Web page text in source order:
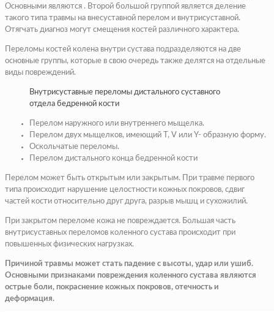
Основными являются . Второй большой группой является деление
такого типа травмы на внесуставной перелом и внутрисуставной.
Отягчать диагноз могут смещения костей различного характера.
Переломы костей колена внутри сустава подразделяются на две
основные группы, которые в свою очередь также делятся на отдельные
виды повреждений.
Внутрисуставные переломы дистального суставного
отдела бедренной кости
Перелом наружного или внутреннего мыщелка.
Перелом двух мыщелков, имеющий T, V или Y- образную форму.
Оскольчатые переломы.
Перелом дистального конца бедренной кости
Перелом может быть открытым или закрытым. При травме первого
типа происходит нарушение целостности кожных покровов, сдвиг
частей кости относительно друг друга, разрыв мышц и сухожилий.
При закрытом переломе кожа не повреждается. Большая часть
внутрисуставных переломов коленного сустава происходит при
повышенных физических нагрузках.
Причиной травмы может стать падение с высоты, удар или ушиб.
Основными признаками повреждения коленного сустава являются
острые боли, покраснение кожных покровов, отечность и
деформация.